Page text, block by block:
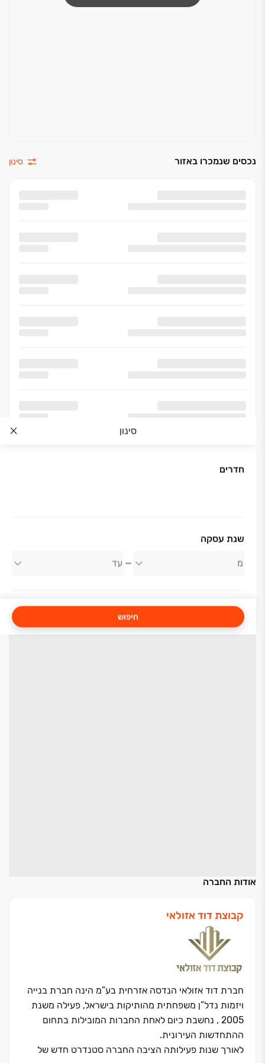
נכסים שנמכרו באזור סינון
סינון
חדרים
שנת עסקה
חיפוש
אודות החברה
קבוצת דוד אזולאי
חברת דוד אזולאי הנדסה אזרחית בע”מ הינה חברת בנייה
ויזמות נדל”ן משפחתית מהותיקות בישראל, פעילה משנת
2005 , נחשבת כיום לאחת החברות המובילות בתחום
ההתחדשות העירונית.
לאורך שנות פעילותה הציבה החברה סטנדרט חדש של